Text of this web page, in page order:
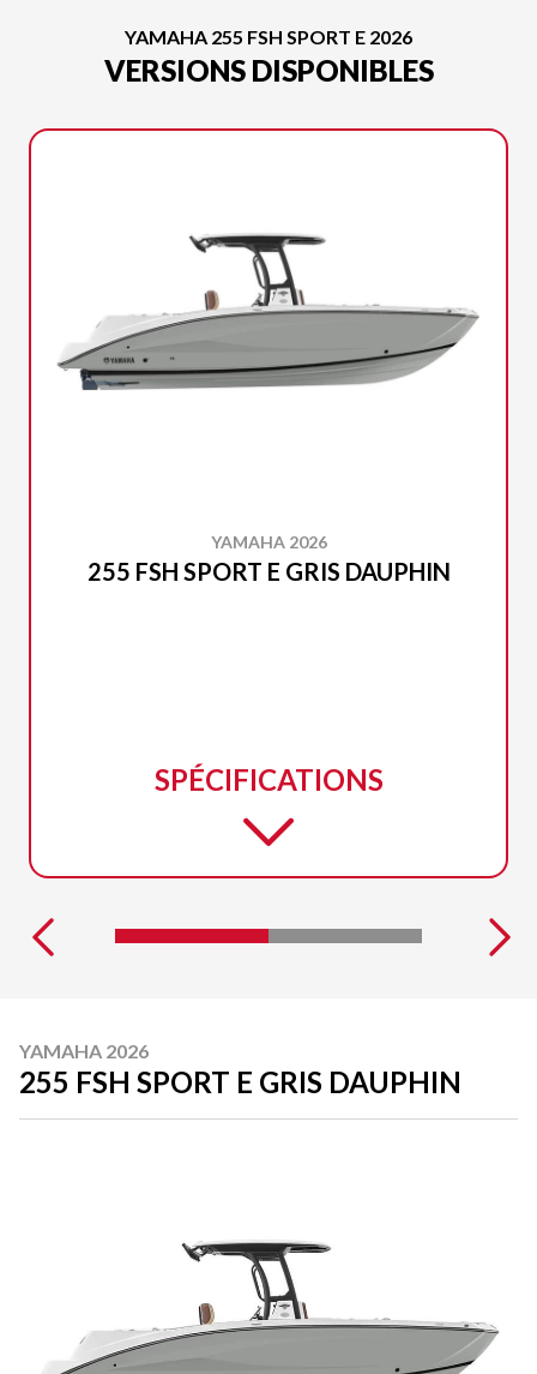
YAMAHA 255 FSH SPORT E 2026
VERSIONS DISPONIBLES
YAMAHA 2026
255 FSH SPORT E GRIS DAUPHIN
SPÉCIFICATIONS
YAMAHA 2026
255 FSH SPORT E GRIS DAUPHIN